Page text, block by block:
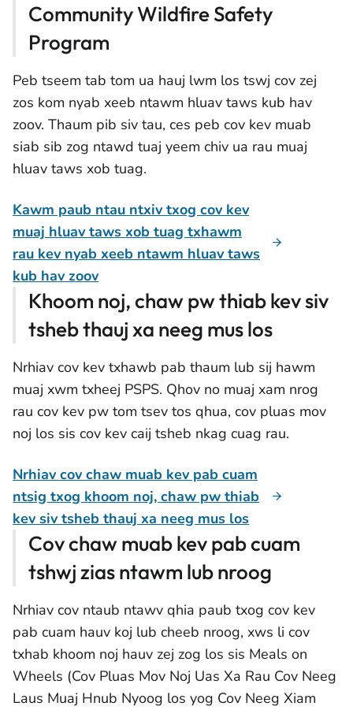
Community Wildfire Safety
Program
Peb tseem tab tom ua hauj lwm los tswj cov zej
zos kom nyab xeeb ntawm hluav taws kub hav
zoov. Thaum pib siv tau, ces peb cov kev muab
siab sib zog ntawd tuaj yeem chiv ua rau muaj
hluav taws xob tuag.
Kawm paub ntau ntxiv txog cov kev
muaj hluav taws xob tuag txhawm
rau kev nyab xeeb ntawm hluav taws
kub hav zoov
Khoom noj, chaw pw thiab kev siv
tsheb thauj xa neeg mus los
Nrhiav cov kev txhawb pab thaum lub sij hawm
muaj xwm txheej PSPS. Qhov no muaj xam nrog
rau cov kev pw tom tsev tos qhua, cov pluas mov
noj los sis cov kev caij tsheb nkag cuag rau.
Nrhiav cov chaw muab kev pab cuam
ntsig txog khoom noj, chaw pw thiab
kev siv tsheb thauj xa neeg mus los
Cov chaw muab kev pab cuam
tshwj zias ntawm lub nroog
Nrhiav cov ntaub ntawv qhia paub txog cov kev
pab cuam hauv koj lub cheeb nroog, xws li cov
txhab khoom noj hauv zej zog los sis Meals on
Wheels (Cov Pluas Mov Noj Uas Xa Rau Cov Neeg
Laus Muaj Hnub Nyoog los yog Cov Neeg Xiam